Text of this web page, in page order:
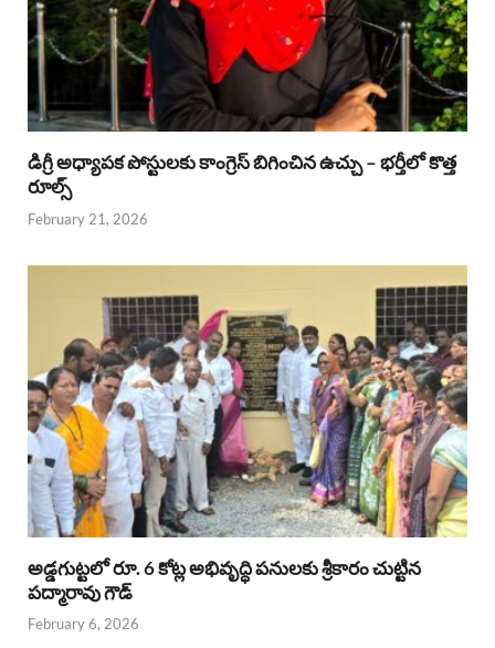
డిగ్రీ అధ్యాపక పోస్టులకు కాంగ్రెస్ బిగించిన ఉచ్చు – భర్తీలో కొత్త
రూల్స్
February 21, 2026
అడ్డగుట్టలో రూ. 6 కోట్ల అభివృద్ధి పనులకు శ్రీకారం చుట్టిన
పద్మారావు గౌడ్
February 6, 2026